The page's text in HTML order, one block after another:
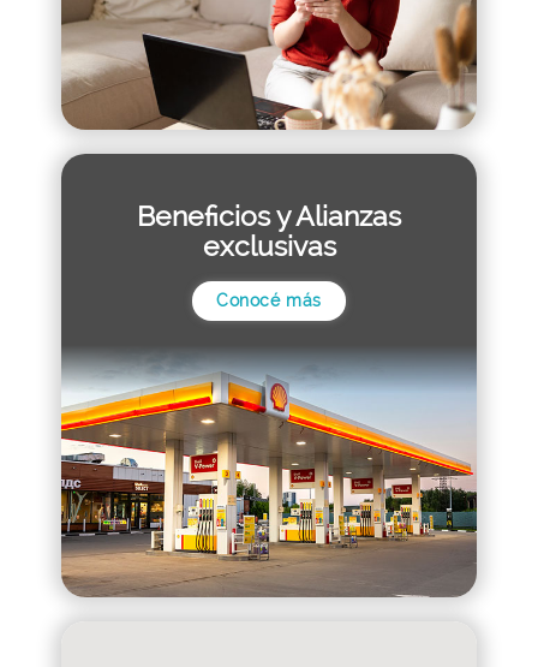
Beneficios y Alianzas
exclusivas
Conocé más